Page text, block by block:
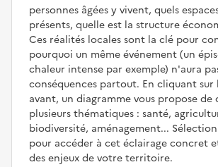
personnes âgées y vivent, quels
présents, quelle est la structure
Ces réalités locales sont la clé pour
pourquoi un même événement (un
chaleur intense par exemple) n'aura
conséquences partout. En cliquant sur
avant, un diagramme vous propose de
plusieurs thématiques : santé,
biodiversité, aménagement...
pour accéder à cet éclairage concret
des enjeux de votre territoire.